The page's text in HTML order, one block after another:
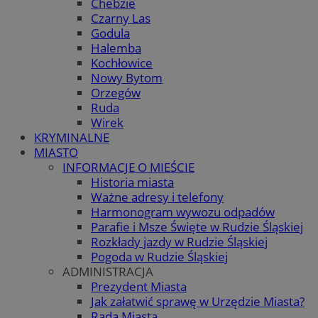
Czarny Las
Godula
Halemba
Kochłowice
Nowy Bytom
Orzegów
Ruda
Wirek
KRYMINALNE
MIASTO
INFORMACJE O MIEŚCIE
Historia miasta
Ważne adresy i telefony
Harmonogram wywozu odpadów
Parafie i Msze Święte w Rudzie Śląskiej
Rozkłady jazdy w Rudzie Śląskiej
Pogoda w Rudzie Śląskiej
ADMINISTRACJA
Prezydent Miasta
Jak załatwić sprawę w Urzędzie Miasta?